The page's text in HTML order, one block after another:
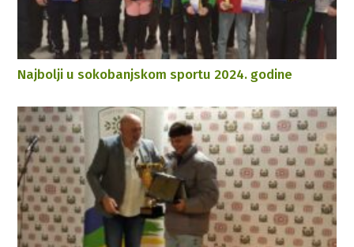
Najbolji u sokobanjskom sportu 2024. godine